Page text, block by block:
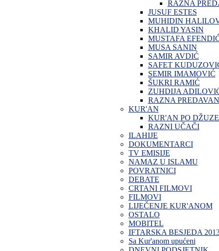
RAZNA
JUSUF ESTES
MUHIDIN
KHALID YASIN
MUSTAFA
MUSA SANIN
SAMIR AVDIĆ
SAFET
SEMIR IMAMOVIĆ
ŠUKRI RAMIĆ
ZUHDIJA
RAZNA
KUR'AN
KUR'AN PO
RAZNI UČAČI
ILAHIJE
DOKUMENTARCI
TV EMISIJE
NAMAZ U ISLAMU
POVRATNICI
DEBATE
CRTANI FILMOVI
FILMOVI
LIJEČENJE KUR'ANOM
OSTALO
MOBITEL
IFTARSKA BESJEDA
Sa Kur'anom upućeni